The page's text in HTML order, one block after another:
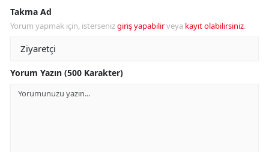
Takma Ad
Yorum yapmak için, istersenizgiriş yapabilirveya kayıt olabilirsiniz.
Yorum Yazın (500 Karakter)